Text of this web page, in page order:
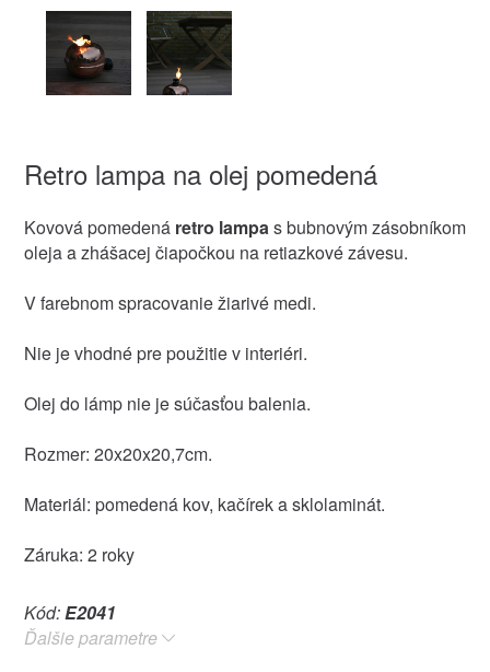
Retro lampa na olej pomedená
Kovová pomedená retro lampas bubnovým zásobníkom
oleja a zhášacej čiapočkou na retiazkové závesu.
V farebnom spracovanie žiarivé medi.
Nie je vhodné pre použitie v interiéri.
Olej do lámp nie je súčasťou balenia.
Rozmer: 20x20x20,7cm.
Materiál: pomedená kov, kačírek a sklolaminát.
Záruka: 2 roky
Kód:E2041
Ďalšie parametre